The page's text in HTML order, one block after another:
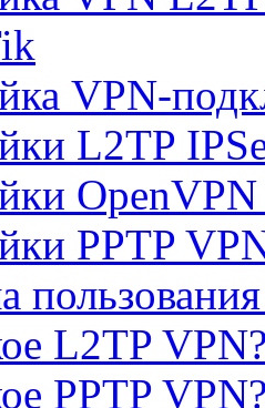
VPN-
L2TP
PPTP
L2TP
PPTP